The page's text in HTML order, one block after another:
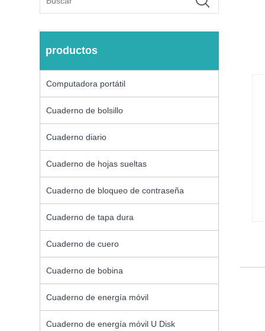
productos
Computadora portátil
Cuaderno de bolsillo
Cuaderno diario
Cuaderno de hojas sueltas
Cuaderno de bloqueo de contraseña
Cuaderno de tapa dura
Cuaderno de cuero
Cuaderno de bobina
Cuaderno de energía móvil
Cuaderno de energía móvil U Disk